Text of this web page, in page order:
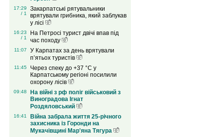
17:29
/ 1
Закарпатські рятувальники
врятували грибника, який заблукав
у лісі
16:23
/ 1
На Петросі турист двічі впав під
час походу
11:07
У Карпатах за день врятували
п’ятьох туристів
11:45
Через спеку до +37 °C у
Карпатському регіоні посилили
охорону лісів
09:48
На війні з рф поліг військовий з
Виноградова Ігнат
Роздяловський
16:41
Війна забрала життя 25-річного
захисника із Горонди на
Мукачівщині Мар'яна Тягура